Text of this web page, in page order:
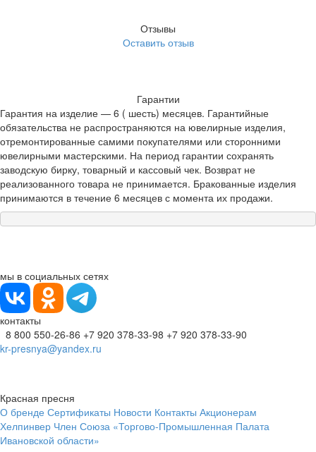
Отзывы
Оставить отзыв
Гарантии
Гарантия на изделие — 6 ( шесть) месяцев. Гарантийные
обязательства не распространяются на ювелирные изделия,
отремонтированные самими покупателями или сторонними
ювелирными мастерскими. На период гарантии сохранять
заводскую бирку, товарный и кассовый чек. Возврат не
реализованного товара не принимается. Бракованные изделия
принимаются в течение 6 месяцев с момента их продажи.
мы в социальных сетях
контакты
8 800 550-26-86 +7 920 378-33-98 +7 920 378-33-90
kr-presnya@yandex.ru
Красная пресня
О бренде Сертификаты Новости Контакты Акционерам
Хелпинвер Член Союза «Торгово-Промышленная Палата
Ивановской области»